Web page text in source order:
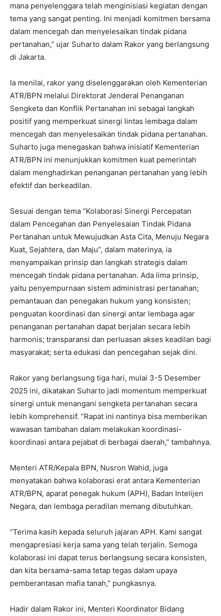
mana penyelenggara telah menginisiasi kegiatan dengan
tema yang sangat penting. Ini menjadi komitmen bersama
dalam mencegah dan menyelesaikan tindak pidana
pertanahan,” ujar Suharto dalam Rakor yang berlangsung
di Jakarta.
‎Ia menilai, rakor yang diselenggarakan oleh Kementerian
ATR/BPN melalui Direktorat Jenderal Penanganan
Sengketa dan Konflik Pertanahan ini sebagai langkah
positif yang memperkuat sinergi lintas lembaga dalam
mencegah dan menyelesaikan tindak pidana pertanahan.
Suharto juga menegaskan bahwa inisiatif Kementerian
ATR/BPN ini menunjukkan komitmen kuat pemerintah
dalam menghadirkan penanganan pertanahan yang lebih
efektif dan berkeadilan.
‎Sesuai dengan tema “Kolaborasi Sinergi Percepatan
dalam Pencegahan dan Penyelesaian Tindak Pidana
Pertanahan untuk Mewujudkan Asta Cita, Menuju Negara
Kuat, Sejahtera, dan Maju”, dalam materinya, ia
menyampaikan prinsip dan langkah strategis dalam
mencegah tindak pidana pertanahan. Ada lima prinsip,
yaitu penyempurnaan sistem administrasi pertanahan;
pemantauan dan penegakan hukum yang konsisten;
penguatan koordinasi dan sinergi antar lembaga agar
penanganan pertanahan dapat berjalan secara lebih
harmonis; transparansi dan perluasan akses keadilan bagi
masyarakat; serta edukasi dan pencegahan sejak dini.
‎Rakor yang berlangsung tiga hari, mulai 3-5 Desember
2025 ini, dikatakan Suharto jadi momentum memperkuat
sinergi untuk menangani sengketa pertanahan secara
lebih komprehensif. “Rapat ini nantinya bisa memberikan
wawasan tambahan dalam melakukan koordinasi-
koordinasi antara pejabat di berbagai daerah,” tambahnya.
‎Menteri ATR/Kepala BPN, Nusron Wahid, juga
menyatakan bahwa kolaborasi erat antara Kementerian
ATR/BPN, aparat penegak hukum (APH), Badan Intelijen
Negara, dan lembaga peradilan memang dibutuhkan.
“Terima kasih kepada seluruh jajaran APH. Kami sangat
mengapresiasi kerja sama yang telah terjalin. Semoga
kolaborasi ini dapat terus berlangsung secara konsisten,
dan kita bersama-sama tetap tegas dalam upaya
pemberantasan mafia tanah,” pungkasnya.
‎Hadir dalam Rakor ini, Menteri Koordinator Bidang